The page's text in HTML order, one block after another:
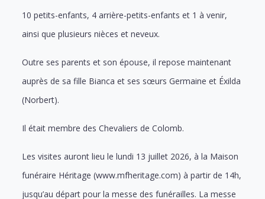
10 petits-enfants, 4 arrière-petits-enfants et 1 à venir,
ainsi que plusieurs nièces et neveux.
Outre ses parents et son épouse, il repose maintenant
auprès de sa fille Bianca et ses sœurs Germaine et Éxilda
(Norbert).
Il était membre des Chevaliers de Colomb.
Les visites auront lieu le lundi 13 juillet 2026, à la Maison
funéraire Héritage (www.mfheritage.com) à partir de 14h,
jusqu’au départ pour la messe des funérailles. La messe